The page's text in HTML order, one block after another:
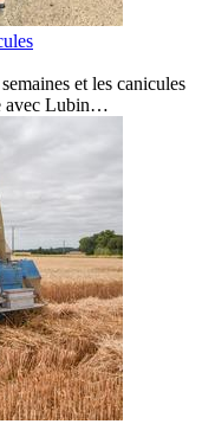
et les canicules
avec Lubin…